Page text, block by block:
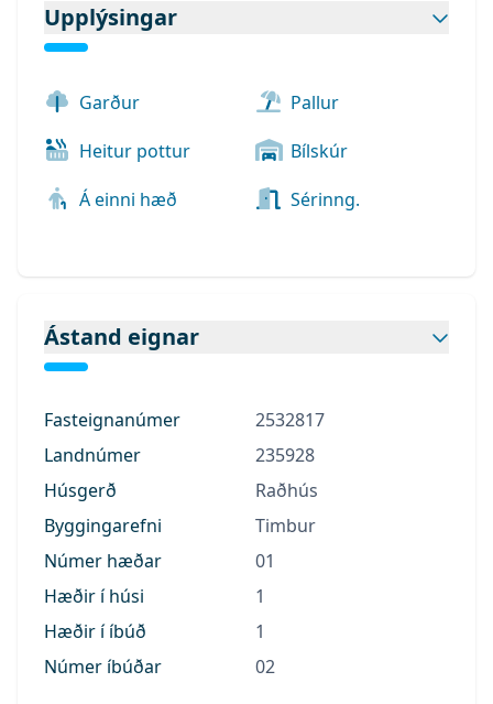
Upplýsingar
Garður
Pallur
Heitur pottur
Bílskúr
Á einni hæð
Sérinng.
Ástand eignar
Fasteignanúmer
2532817
Landnúmer
235928
Húsgerð
Raðhús
Byggingarefni
Timbur
Númer hæðar
01
Hæðir í húsi
1
Hæðir í íbúð
1
Númer íbúðar
02